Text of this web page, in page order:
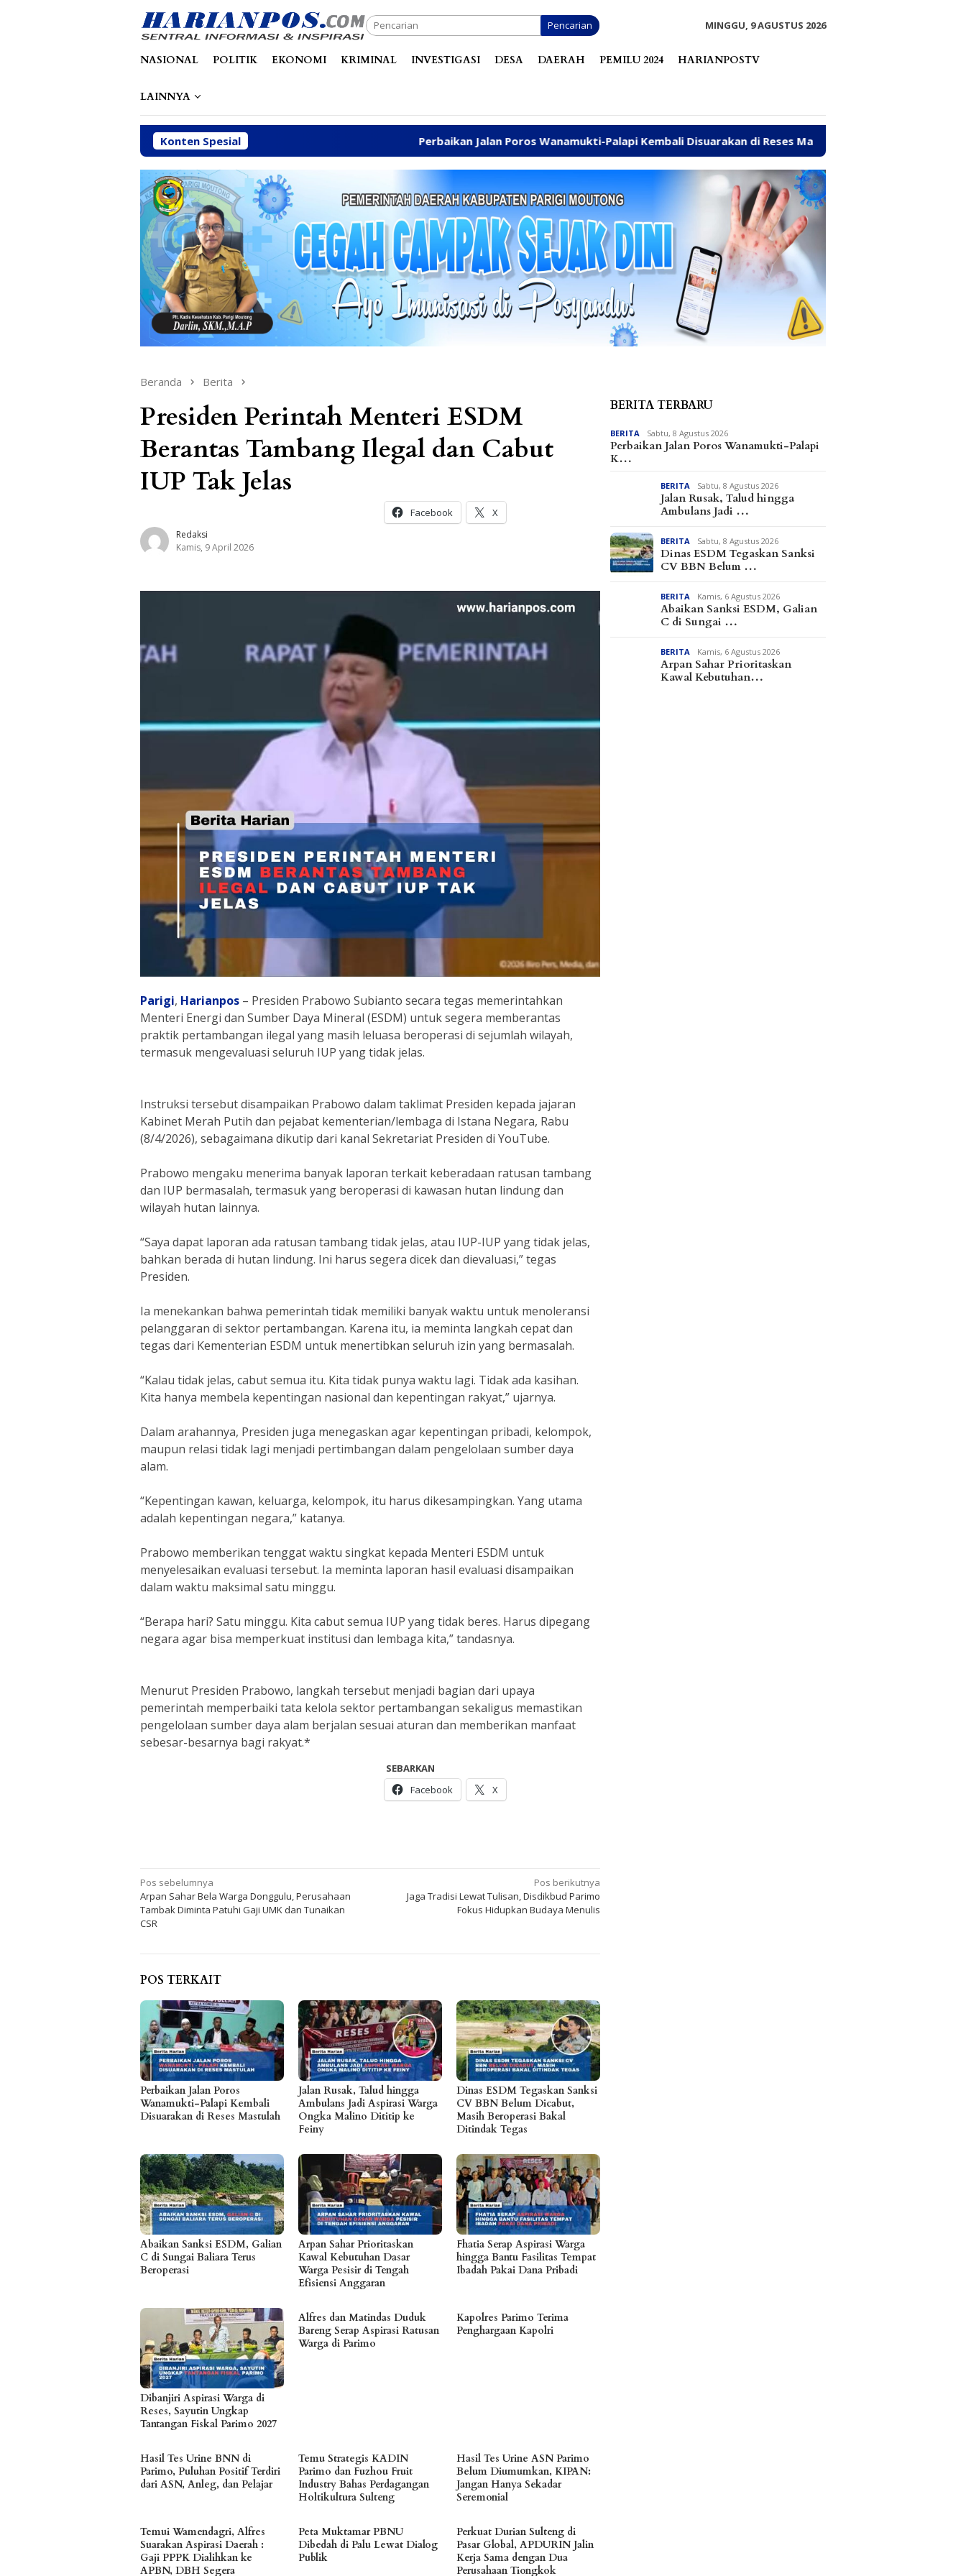
Pencarian MINGGU, 9 AGUSTUS 2026
NASIONAL POLITIK EKONOMI KRIMINAL INVESTIGASI DESA DAERAH PEMILU 2024 HARIANPOSTV
LAINNYA
Konten Spesial Perbaikan Jalan Poros Wanamukti-Palapi Kembali Disuarakan di Reses Mastulah Jalan Rusak, Talud hingga
Beranda Berita
Presiden Perintah Menteri ESDM
Berantas Tambang Ilegal dan Cabut
IUP Tak Jelas
Redaksi
Kamis, 9 April 2026
Facebook X
Parigi, Harianpos – Presiden Prabowo Subianto secara tegas memerintahkan
Menteri Energi dan Sumber Daya Mineral (ESDM) untuk segera memberantas
praktik pertambangan ilegal yang masih leluasa beroperasi di sejumlah wilayah,
termasuk mengevaluasi seluruh IUP yang tidak jelas.
Instruksi tersebut disampaikan Prabowo dalam taklimat Presiden kepada jajaran
Kabinet Merah Putih dan pejabat kementerian/lembaga di Istana Negara, Rabu
(8/4/2026), sebagaimana dikutip dari kanal Sekretariat Presiden di YouTube.
Prabowo mengaku menerima banyak laporan terkait keberadaan ratusan tambang
dan IUP bermasalah, termasuk yang beroperasi di kawasan hutan lindung dan
wilayah hutan lainnya.
“Saya dapat laporan ada ratusan tambang tidak jelas, atau IUP-IUP yang tidak jelas,
bahkan berada di hutan lindung. Ini harus segera dicek dan dievaluasi,” tegas
Presiden.
Ia menekankan bahwa pemerintah tidak memiliki banyak waktu untuk menoleransi
pelanggaran di sektor pertambangan. Karena itu, ia meminta langkah cepat dan
tegas dari Kementerian ESDM untuk menertibkan seluruh izin yang bermasalah.
“Kalau tidak jelas, cabut semua itu. Kita tidak punya waktu lagi. Tidak ada kasihan.
Kita hanya membela kepentingan nasional dan kepentingan rakyat,” ujarnya.
Dalam arahannya, Presiden juga menegaskan agar kepentingan pribadi, kelompok,
maupun relasi tidak lagi menjadi pertimbangan dalam pengelolaan sumber daya
alam.
“Kepentingan kawan, keluarga, kelompok, itu harus dikesampingkan. Yang utama
adalah kepentingan negara,” katanya.
Prabowo memberikan tenggat waktu singkat kepada Menteri ESDM untuk
menyelesaikan evaluasi tersebut. Ia meminta laporan hasil evaluasi disampaikan
dalam waktu maksimal satu minggu.
“Berapa hari? Satu minggu. Kita cabut semua IUP yang tidak beres. Harus dipegang
negara agar bisa memperkuat institusi dan lembaga kita,” tandasnya.
Menurut Presiden Prabowo, langkah tersebut menjadi bagian dari upaya
pemerintah memperbaiki tata kelola sektor pertambangan sekaligus memastikan
pengelolaan sumber daya alam berjalan sesuai aturan dan memberikan manfaat
sebesar-besarnya bagi rakyat.*
SEBARKAN
Facebook
X
Navigasi
pos
Pos sebelumnya
Arpan Sahar Bela Warga Donggulu, Perusahaan
Tambak Diminta Patuhi Gaji UMK dan Tunaikan
CSR
Pos berikutnya
Jaga Tradisi Lewat Tulisan, Disdikbud Parimo
Fokus Hidupkan Budaya Menulis
POS TERKAIT
Perbaikan Jalan Poros
Wanamukti-Palapi Kembali
Disuarakan di Reses Mastulah
Jalan Rusak, Talud hingga
Ambulans Jadi Aspirasi Warga
Ongka Malino Dititip ke
Feiny
Dinas ESDM Tegaskan Sanksi
CV BBN Belum Dicabut,
Masih Beroperasi Bakal
Ditindak Tegas
Abaikan Sanksi ESDM, Galian
C di Sungai Baliara Terus
Beroperasi
Arpan Sahar Prioritaskan
Kawal Kebutuhan Dasar
Warga Pesisir di Tengah
Efisiensi Anggaran
Fhatia Serap Aspirasi Warga
hingga Bantu Fasilitas Tempat
Ibadah Pakai Dana Pribadi
Dibanjiri Aspirasi Warga di
Reses, Sayutin Ungkap
Tantangan Fiskal Parimo 2027
Alfres dan Matindas Duduk
Bareng Serap Aspirasi Ratusan
Warga di Parimo
Kapolres Parimo Terima
Penghargaan Kapolri
Hasil Tes Urine BNN di
Parimo, Puluhan Positif Terdiri
dari ASN, Anleg, dan Pelajar
Temu Strategis KADIN
Parimo dan Fuzhou Fruit
Industry Bahas Perdagangan
Holtikultura Sulteng
Hasil Tes Urine ASN Parimo
Belum Diumumkan, KIPAN:
Jangan Hanya Sekadar
Seremonial
Temui Wamendagri, Alfres
Suarakan Aspirasi Daerah :
Gaji PPPK Dialihkan ke
APBN, DBH Segera
Peta Muktamar PBNU
Dibedah di Palu Lewat Dialog
Publik
Perkuat Durian Sulteng di
Pasar Global, APDURIN Jalin
Kerja Sama dengan Dua
Perusahaan Tiongkok
BERITA TERBARU
BERITA Sabtu, 8 Agustus 2026
Perbaikan Jalan Poros Wanamukti-Palapi
K…
BERITA Sabtu, 8 Agustus 2026
Jalan Rusak, Talud hingga
Ambulans Jadi …
BERITA Sabtu, 8 Agustus 2026
Dinas ESDM Tegaskan Sanksi
CV BBN Belum …
BERITA Kamis, 6 Agustus 2026
Abaikan Sanksi ESDM, Galian
C di Sungai …
BERITA Kamis, 6 Agustus 2026
Arpan Sahar Prioritaskan
Kawal Kebutuhan…